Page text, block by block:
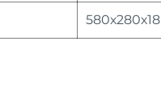
580х280х18